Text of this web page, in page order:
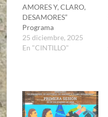
AMORES Y, CLARO,
DESAMORES”
Programa
25 diciembre, 2025
En "CINTILLO"